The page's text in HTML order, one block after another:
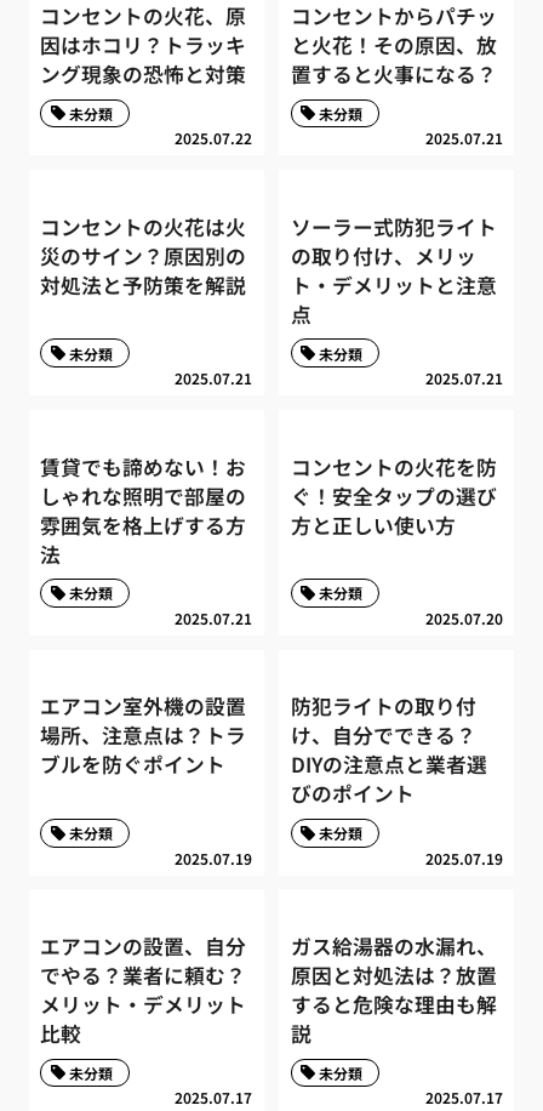
コンセントの火花、原
因はホコリ？トラッキ
ング現象の恐怖と対策
2025.07.22
未分類
コンセントからパチッ
と火花！その原因、放
置すると火事になる？
2025.07.21
未分類
コンセントの火花は火
災のサイン？原因別の
対処法と予防策を解説
2025.07.21
未分類
ソーラー式防犯ライト
の取り付け、メリッ
ト・デメリットと注意
点
2025.07.21
未分類
賃貸でも諦めない！お
しゃれな照明で部屋の
雰囲気を格上げする方
法
2025.07.21
未分類
コンセントの火花を防
ぐ！安全タップの選び
方と正しい使い方
2025.07.20
未分類
エアコン室外機の設置
場所、注意点は？トラ
ブルを防ぐポイント
2025.07.19
未分類
防犯ライトの取り付
け、自分でできる？
DIYの注意点と業者選
びのポイント
2025.07.19
未分類
エアコンの設置、自分
でやる？業者に頼む？
メリット・デメリット
比較
2025.07.17
未分類
ガス給湯器の水漏れ、
原因と対処法は？放置
すると危険な理由も解
説
2025.07.17
未分類